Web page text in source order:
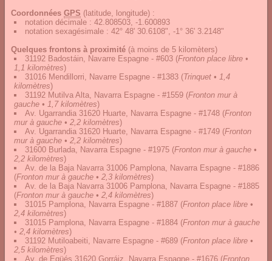
Coordonnées GPS (latitude, longitude) :
notation décimale : 42.808503, -1.600893
notation sexagésimale : 42° 48' 30.6108", -1° 36' 3.2148"
Quelques frontons à proximité (à moins de 5 kilomèters)
31192 Badostáin, Navarre Espagne - #603 (Fronton place libre •
1,1 kilomètres)
31016 Mendillorri, Navarre Espagne - #1383 (Trinquet • 1,4
kilomètres)
31192 Mutilva Alta, Navarra Espagne - #1559 (Fronton mur à
gauche • 1,7 kilomètres)
Av. Ugarrandia 31620 Huarte, Navarra Espagne - #1748 (Fronton
mur à gauche • 2,2 kilomètres)
Av. Ugarrandia 31620 Huarte, Navarra Espagne - #1749 (Fronton
mur à gauche • 2,2 kilomètres)
31600 Burlada, Navarra Espagne - #1975 (Fronton mur à gauche •
2,2 kilomètres)
Av. de la Baja Navarra 31006 Pamplona, Navarra Espagne - #1886
(Fronton mur à gauche • 2,3 kilomètres)
Av. de la Baja Navarra 31006 Pamplona, Navarra Espagne - #1885
(Fronton mur à gauche • 2,4 kilomètres)
31015 Pamplona, Navarra Espagne - #1887 (Fronton place libre •
2,4 kilomètres)
31015 Pamplona, Navarra Espagne - #1884 (Fronton mur à gauche
• 2,4 kilomètres)
31192 Mutiloabeiti, Navarre Espagne - #689 (Fronton place libre •
2,5 kilomètres)
Av. de Egüés 31620 Gorráiz, Navarra Espagne - #1676 (Fronton